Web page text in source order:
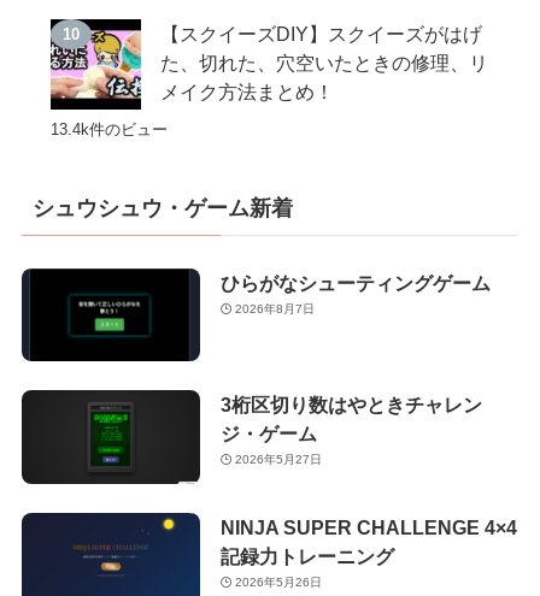
【スクイーズDIY】スクイーズがはげ
た、切れた、穴空いたときの修理、リ
メイク方法まとめ！
13.4k件のビュー
シュウシュウ・ゲーム新着
ひらがなシューティングゲーム
2026年8月7日
3桁区切り数はやときチャレン
ジ・ゲーム
2026年5月27日
NINJA SUPER CHALLENGE 4×4
記録力トレーニング
2026年5月26日